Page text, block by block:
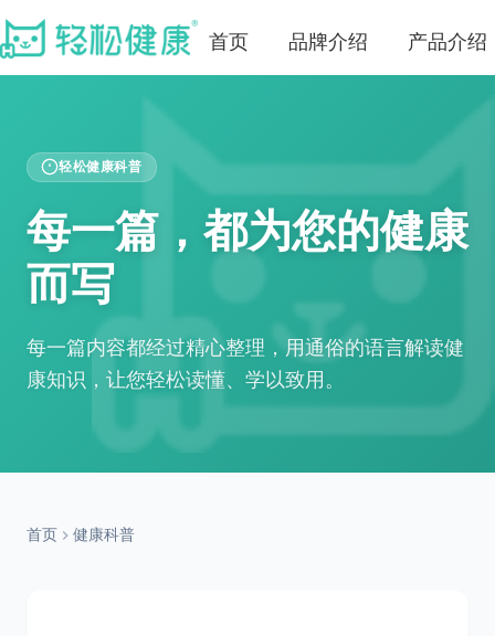
首页 品牌介绍 产品介绍
轻松健康科普
每一篇，都为您的健康
而写
每一篇内容都经过精心整理，用通俗的语言解读健
康知识，让您轻松读懂、学以致用。
首页 健康科普